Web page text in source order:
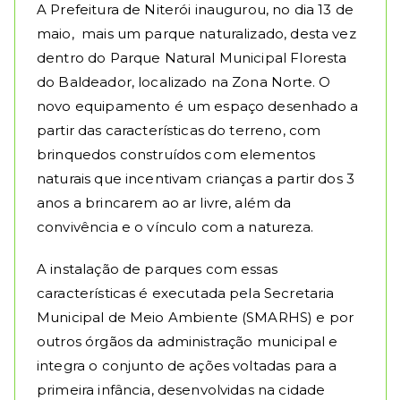
A Prefeitura de Niterói inaugurou, no dia 13 de
maio, mais um parque naturalizado, desta vez
dentro do Parque Natural Municipal Floresta
do Baldeador, localizado na Zona Norte. O
novo equipamento é um espaço desenhado a
partir das características do terreno, com
brinquedos construídos com elementos
naturais que incentivam crianças a partir dos 3
anos a brincarem ao ar livre, além da
convivência e o vínculo com a natureza.
A instalação de parques com essas
características é executada pela Secretaria
Municipal de Meio Ambiente (SMARHS) e por
outros órgãos da administração municipal e
integra o conjunto de ações voltadas para a
primeira infância, desenvolvidas na cidade